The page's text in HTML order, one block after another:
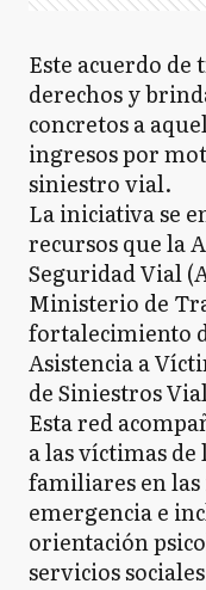
Este acuerdo
derechos y
concretos a
ingresos por
siniestro vial.
La iniciativa se
recursos que la
Seguridad Vial
Ministerio de
fortalecimiento
Asistencia a
de Siniestros
Esta red
a las víctimas
familiares en
emergencia e
orientación
servicios